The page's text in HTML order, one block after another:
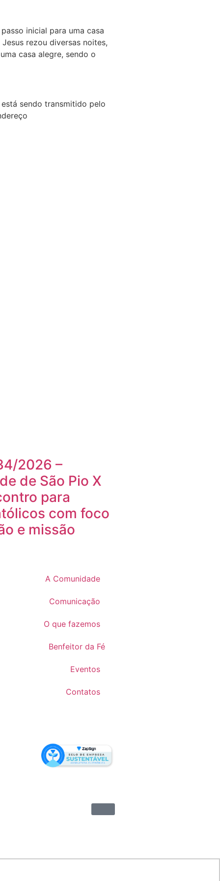
inicial para uma casa
rezou diversas noites,
casa alegre, sendo o
sendo transmitido pelo
2026 –
de São Pio X
para
com foco
e missão
A Comunidade
Comunicação
O que fazemos
Benfeitor da Fé
Eventos
Contatos